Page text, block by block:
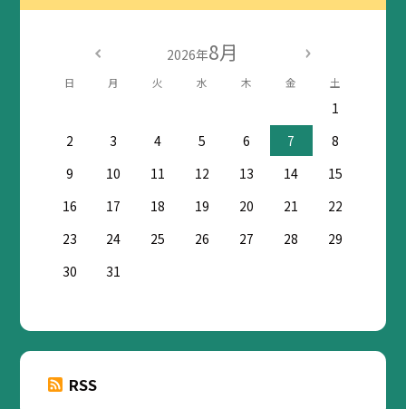
2026年8月
日 月 火 水 木 金 土
1
2
3 4 5 6 7
8
9
10 11 12 13 14
15
16
17 18 19 20 21
22
23
24 25 26 27 28
29
30
31
RSS